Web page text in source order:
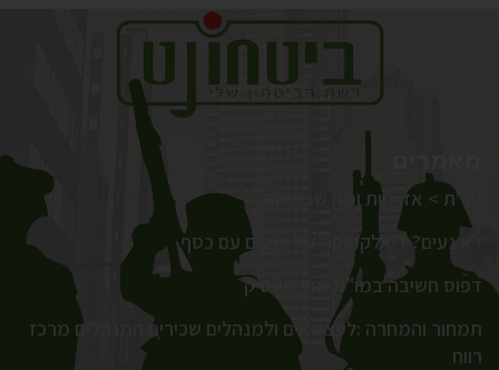
נע"ת > אזרחות ומה שביניהם
לא נעים? דיאלקטיקה של יחסים עם כסף
דפוס חשיבה במו"מ מול מעסיק
תמחור והמחרה :לעצמאים ולמנהלים שכירים המנהלים מרכז
רווח